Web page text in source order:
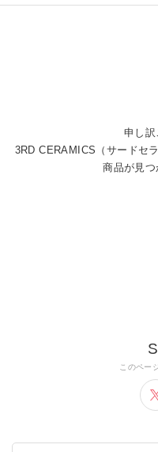
申し訳
3RD CERAMICS（サードセ
商品が見つ